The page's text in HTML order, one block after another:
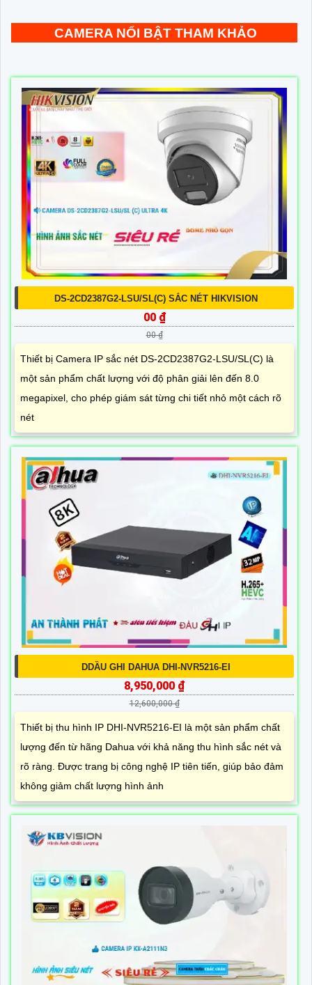
CAMERA NỔI BẬT THAM KHẢO
DS-2CD2387G2-LSU/SL(C) SẮC NÉT HIKVISION
00 ₫
00 ₫
Thiết bị Camera IP sắc nét DS-2CD2387G2-LSU/SL(C) là
một sản phẩm chất lượng với độ phân giải lên đến 8.0
megapixel, cho phép giám sát từng chi tiết nhỏ một cách rõ
nét
DDẦU GHI DAHUA DHI-NVR5216-EI
8,950,000 ₫
12,600,000 ₫
Thiết bị thu hình IP DHI-NVR5216-EI là một sản phẩm chất
lượng đến từ hãng Dahua với khả năng thu hình sắc nét và
rõ ràng. Được trang bị công nghệ IP tiên tiến, giúp bảo đảm
không giảm chất lượng hình ảnh